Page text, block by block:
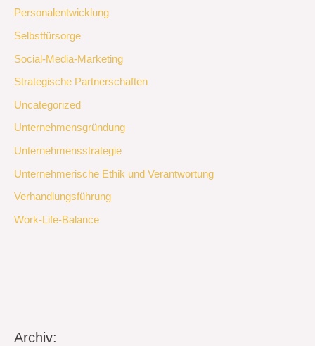
Personalentwicklung
Selbstfürsorge
Social-Media-Marketing
Strategische Partnerschaften
Uncategorized
Unternehmensgründung
Unternehmensstrategie
Unternehmerische Ethik und Verantwortung
Verhandlungsführung
Work-Life-Balance
Archiv: